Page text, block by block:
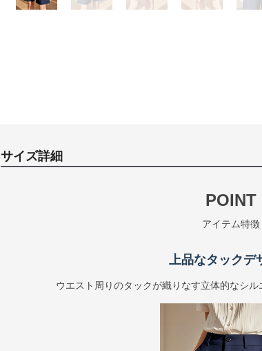
サイズ詳細
POINT
アイテム特徴
上品なタックデ
ウエスト周りのタックが織りなす立体的なシ